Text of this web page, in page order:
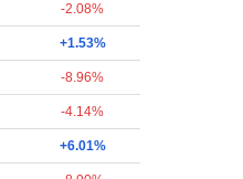
-2.08%
+1.53%
-8.96%
-4.14%
+6.01%